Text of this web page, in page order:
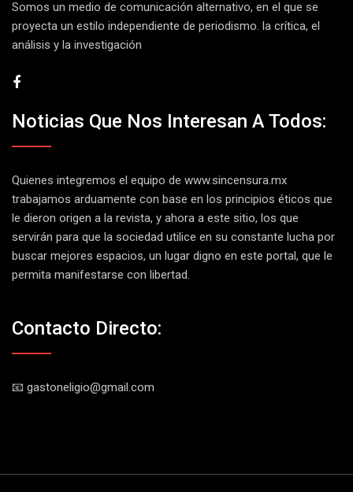
Somos un medio de comunicación alternativo, en el que se
proyecta un estilo independiente de periodismo. la crítica, el
análisis y la investigación
Noticias Que Nos Interesan A Todos:
Quienes integremos el equipo de www.sincensura.mx
trabajamos arduamente con base en los principios éticos que
le dieron origen a la revista, y ahora a este sitio, los que
servirán para que la sociedad utilice en su constante lucha por
buscar mejores espacios, un lugar digno en este portal, que le
permita manifestarse con libertad.
Contacto Directo:
📧 gastoneligio@gmail.com